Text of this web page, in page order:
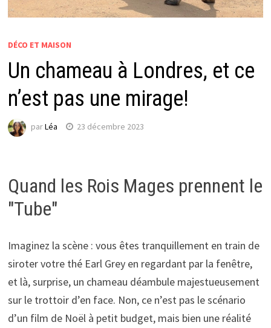
DÉCO ET MAISON
Un chameau à Londres, et ce
n’est pas une mirage!
parLéa 23 décembre 2023
Quand les Rois Mages prennent le
"Tube"
Imaginez la scène : vous êtes tranquillement en train de
siroter votre thé Earl Grey en regardant par la fenêtre,
et là, surprise, un chameau déambule majestueusement
sur le trottoir d’en face. Non, ce n’est pas le scénario
d’un film de Noël à petit budget, mais bien une réalité